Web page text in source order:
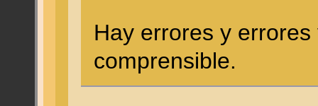
Hay errores y
comprensible.